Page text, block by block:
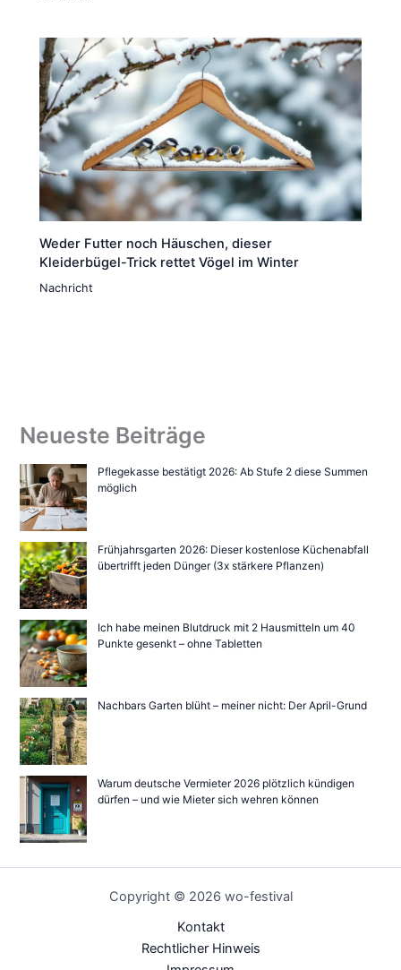
Weder Futter noch Häuschen, dieser
Kleiderbügel-Trick rettet Vögel im Winter
Nachricht
Neueste Beiträge
Pflegekasse bestätigt 2026: Ab Stufe 2 diese Summen
möglich
Frühjahrsgarten 2026: Dieser kostenlose Küchenabfall
übertrifft jeden Dünger (3x stärkere Pflanzen)
Ich habe meinen Blutdruck mit 2 Hausmitteln um 40
Punkte gesenkt – ohne Tabletten
Nachbars Garten blüht – meiner nicht: Der April-Grund
Warum deutsche Vermieter 2026 plötzlich kündigen
dürfen – und wie Mieter sich wehren können
Copyright © 2026 wo-festival
Kontakt
Rechtlicher Hinweis